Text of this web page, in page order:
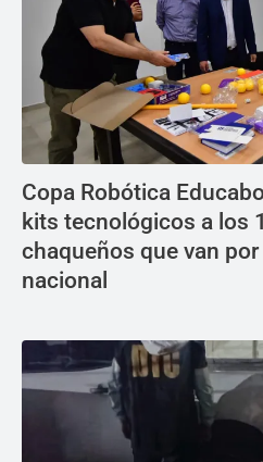
Copa Robótica
kits tecnológicos a los
chaqueños que van por
nacional